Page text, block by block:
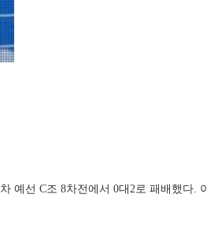
예선 C조 8차전에서 0대2로 패배했다.